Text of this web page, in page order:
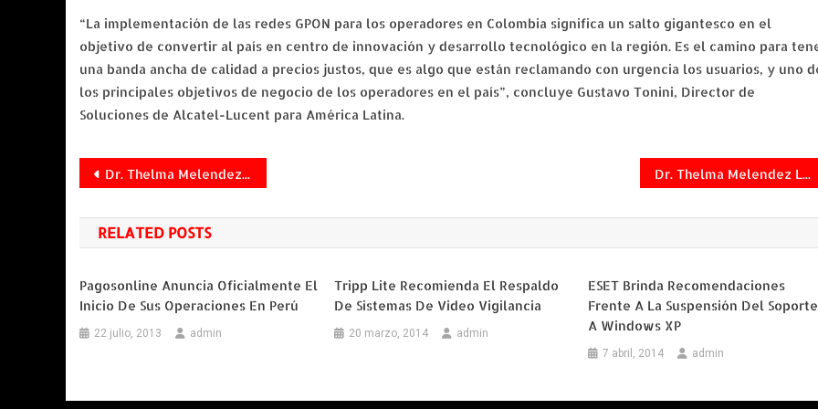
“La implementación de las redes GPON para los operadores en Colombia significa un salto gigantesco en el
objetivo de convertir al país en centro de innovación y desarrollo tecnológico en la región. Es el camino para
una banda ancha de calidad a precios justos, que es algo que están reclamando con urgencia los usuarios, y uno
los principales objetivos de negocio de los operadores en el país”, concluye Gustavo Tonini, Director de
Soluciones de Alcatel-Lucent para América Latina.
Navegación
de
entradas
Dr. Thelma Melendez Launches New Blog to Address Critical Education Issues Dr. Thelma Melendez Launches New Blog to Address Critical Education Issues
RELATED POSTS
Pagosonline Anuncia Oficialmente El
Inicio De Sus Operaciones En Perú
22 julio, 2013 admin
Tripp Lite Recomienda El Respaldo
De Sistemas De Video Vigilancia
20 marzo, 2014 admin
ESET Brinda Recomendaciones
Frente A La Suspensión Del Soporte
A Windows XP
7 abril, 2014 admin